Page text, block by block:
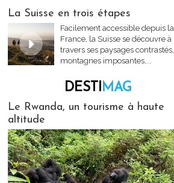
La Suisse en trois étapes
Facilement accessible depuis la
France, la Suisse se découvre à
travers ses paysages contrastés,
montagnes imposantes,...
DESTIMAG
Le Rwanda, un tourisme à haute
altitude